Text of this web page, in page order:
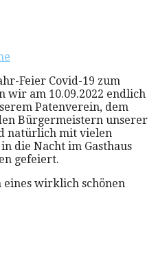
Feier Covid-19 zum
wir am 10.09.2022 endlich
Patenverein, dem
Bürgermeistern unserer
natürlich mit vielen
die Nacht im Gasthaus
gefeiert.
wirklich schönen